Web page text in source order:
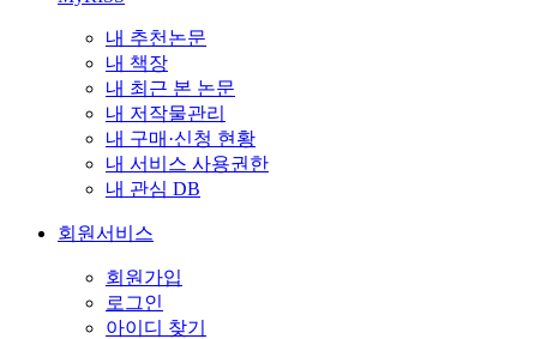
내 추천논문
내 책장
내 최근 본 논문
내 저작물관리
내 구매·신청 현황
내 서비스 사용권한
내 관심 DB
회원서비스
회원가입
로그인
아이디 찾기